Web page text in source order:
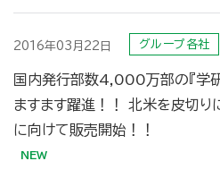
2016年03月22日 グループ各社
国内発行部数4,000万部の『学研
ますます躍進！！ 北米を皮切
に向けて販売開始！！